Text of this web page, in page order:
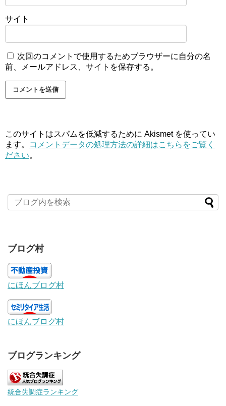
サイト
次回のコメントで使用するためブラウザーに自分の名
前、メールアドレス、サイトを保存する。
このサイトはスパムを低減するために Akismet を使ってい
ます。
コメントデータの処理方法の詳細はこちらをご覧く
ださい。
ブログ村
にほんブログ村
にほんブログ村
ブログランキング
統合失調症ランキング